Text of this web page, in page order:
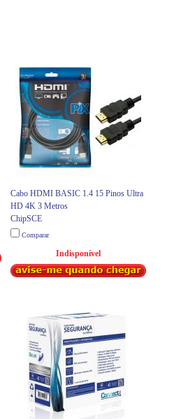
Cabo HDMI BASIC 1.4 15 Pinos Ultra
HD 4K 3 Metros
ChipSCE
Comparar
Indisponível